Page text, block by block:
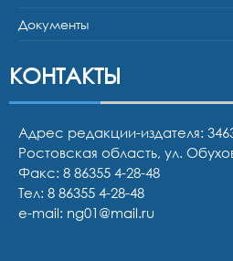
Документы
КОНТАКТЫ
Адрес редакции-издателя:
Ростовская область, ул.
Факс: 8 86355 4-28-48
Тел: 8 86355 4-28-48
e-mail: ng01@mail.ru